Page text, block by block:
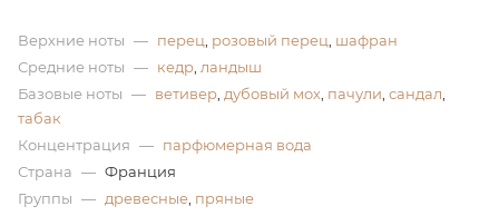
Верхние ноты — перец розовый перец шафран
Средние ноты — кедр ландыш
Базовые ноты — ветивер дубовый мох пачули сандал
табак
Концентрация — парфюмерная вода
Страна — Франция
Группы — древесные пряные